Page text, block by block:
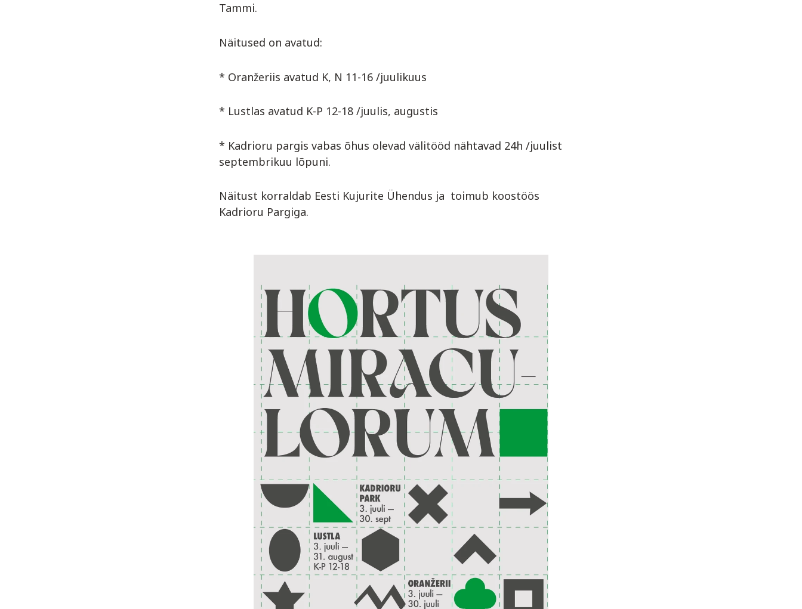
Tammi.
Näitused on avatud:
* Oranžeriis avatud K, N 11-16 /juulikuus
* Lustlas avatud K-P 12-18 /juulis, augustis
* Kadrioru pargis vabas õhus olevad välitööd nähtavad 24h /juulist
septembrikuu lõpuni.
Näitust korraldab Eesti Kujurite Ühendus ja toimub koostöös
Kadrioru Pargiga.